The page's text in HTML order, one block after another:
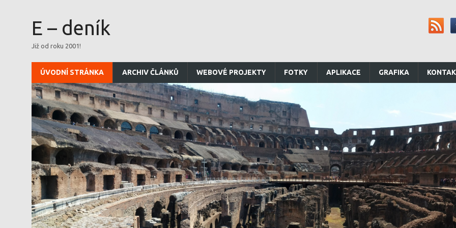
E – deník
Již od roku 2001!
ÚVODNÍ STRÁNKA ARCHIV ČLÁNKŮ WEBOVÉ PROJEKTY FOTKY APLIKACE GRAFIKA